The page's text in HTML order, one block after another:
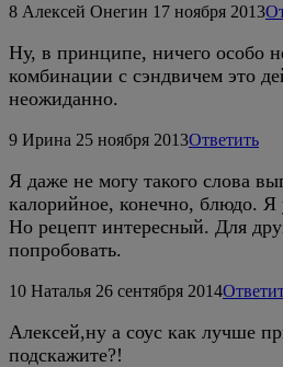
8 Алексей Онегин 17 ноября 2013
Ну, в принципе, ничего особо
комбинации с сэндвичем это
неожиданно.
9 Ирина 25 ноября 2013Ответить
Я даже не могу такого слова
калорийное, конечно, блюдо. Я
Но рецепт интересный. Для
попробовать.
10 Наталья 26 сентября 2014
Алексей,ну а соус как лучше
подскажите?!